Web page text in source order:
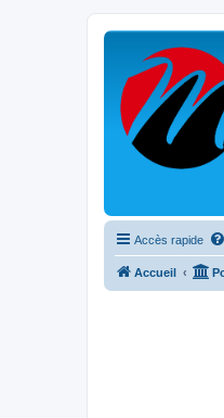
Accès rapide
Accueil